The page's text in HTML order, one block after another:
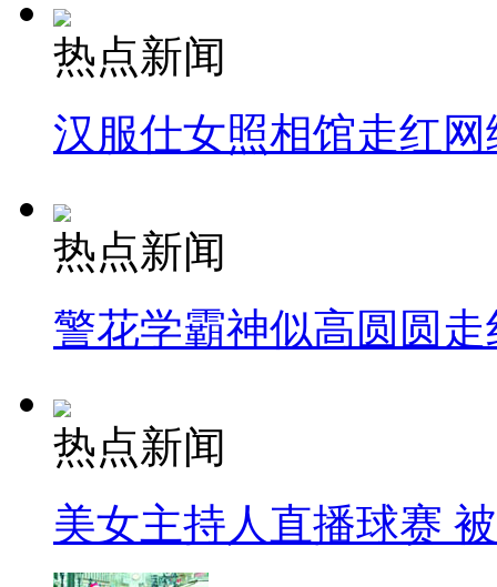
热点新闻
汉服仕女照相馆走红网
热点新闻
警花学霸神似高圆圆走
热点新闻
美女主持人直播球赛